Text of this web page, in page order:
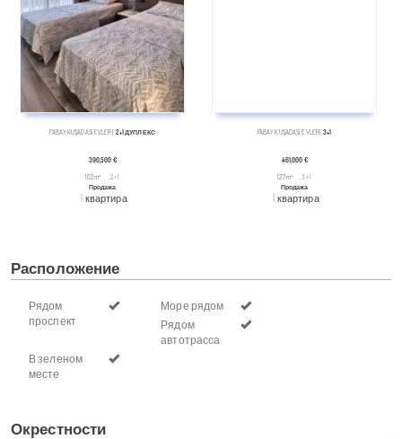
FABAY KUŞADASI EVLERI 2+1 ДУПЛЕКС
390,500 €
102 m²
, 2 + 1
Продажа
квартира
FABAY KUŞADASI EVLERI 3+1
461,000 €
127 m²
, 3 + 1
Продажа
квартира
Расположение
Рядом
проспект
Море рядом
Рядом
автотрасса
В зеленом
месте
Окрестности